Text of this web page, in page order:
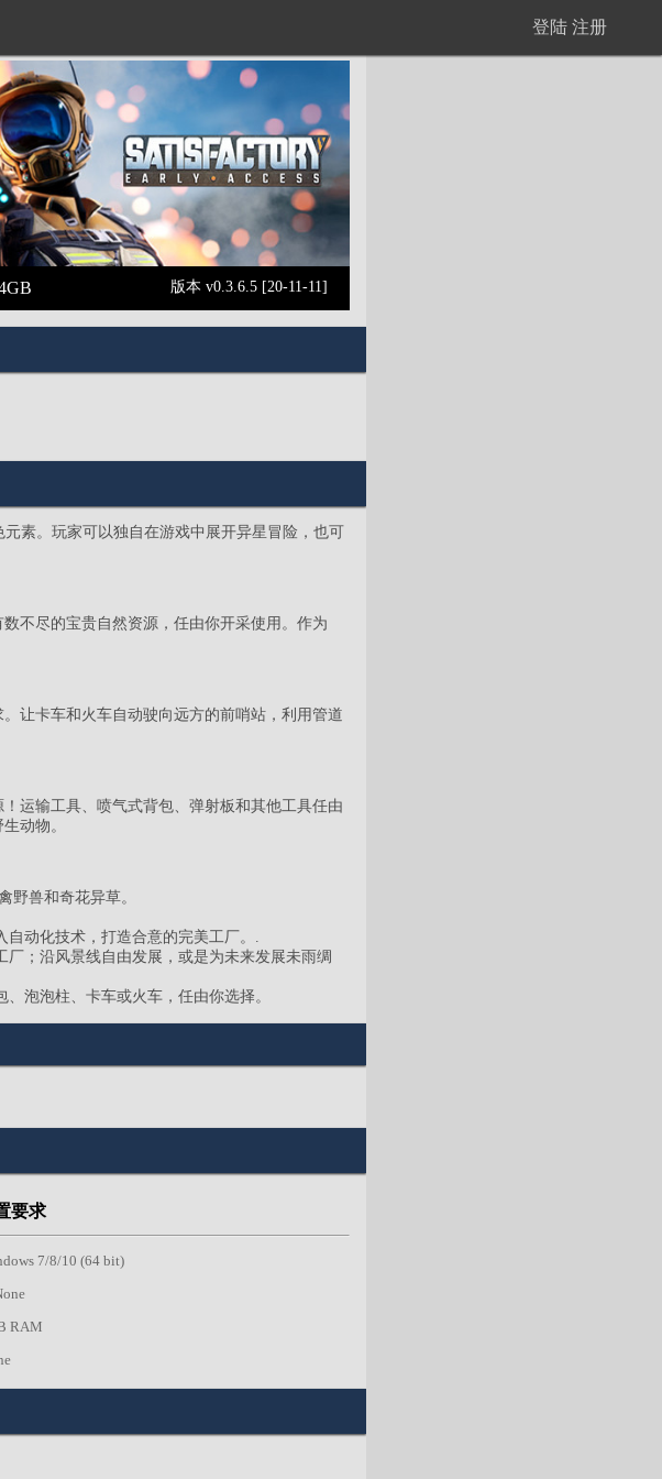
登陆 注册
版本 v0.3.6.5 [20-11-11]
素。玩家可以独自在游戏中展开异星冒险，也可
不尽的宝贵自然资源，任由你开采使用。作为
让卡车和火车自动驶向远方的前哨站，利用管道
运输工具、喷气式背包、弹射板和其他工具任由
动物。
野兽和奇花异草。
动化技术，打造合意的完美工厂。.
；沿风景线自由发展，或是为未来发展未雨绸
泡泡柱、卡车或火车，任由你选择。
要求
7/8/10 (64 bit)
RAM